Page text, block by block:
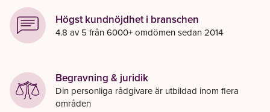
Högst kundnöjdhet i branschen
4.8 av 5 från 6000+ omdömen sedan 2014
Begravning & juridik
Din personliga rådgivare är utbildad inom flera
områden